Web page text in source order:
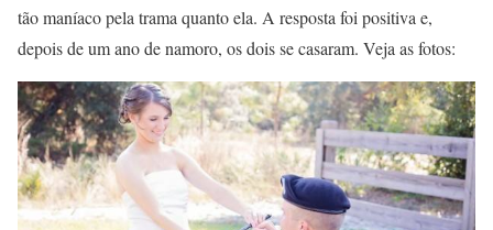
tão maníaco pela trama quanto ela. A resposta foi positiva e,
depois de um ano de namoro, os dois se casaram. Veja as fotos: